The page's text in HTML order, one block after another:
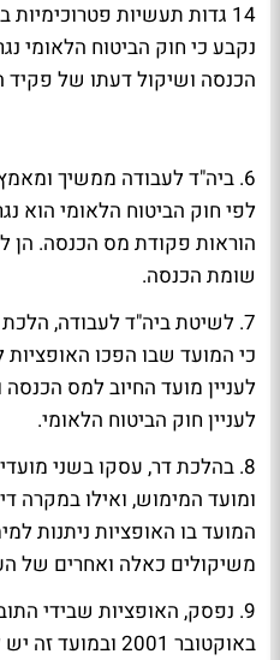
14 גדות תעשיות
נקבע כי חוק הביטוח הלאומי
הכנסה ושיקול דעתו של פקיד
6. ביה"ד לעבודה ממשיך
לפי חוק הביטוח הלאומי הוא
הוראות פקודת מס הכנסה. הן
שומת הכנסה.
7. לשיטת ביה"ד לעבודה,
כי המועד שבו הפכו
לעניין מועד החיוב למס
לעניין חוק הביטוח הלאומי.
8. בהלכת דר, עסקו בשני
ומועד המימוש, ואילו במקרה
המועד בו האופציות ניתנות
משיקולים כאלה ואחרים של
9. נפסק, האופציות שבידי
באוקטובר 2001